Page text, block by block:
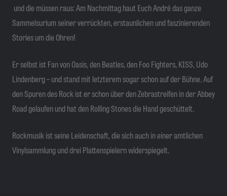
und die müssen raus: Am Nachmittag haut Euch André das ganze
Sammelsurium seiner verrückten, erstaunlichen und faszinierenden
Stories um die Ohren!
Er selbst ist Fan von Oasis, den Beatles, den Foo Fighters, KISS, Udo
Lindenberg – und stand mit letzterem sogar schon auf der Bühne. Auf
den Spuren des Rock ist er schon über den Zebrastreifen in der Abbey
Road gelaufen und hat den Rolling Stones die Hand geschüttelt.
Rockmusik ist seine Leidenschaft, die sich auch in einer amtlichen
Vinylsammlung und drei Plattenspielern widerspiegelt.